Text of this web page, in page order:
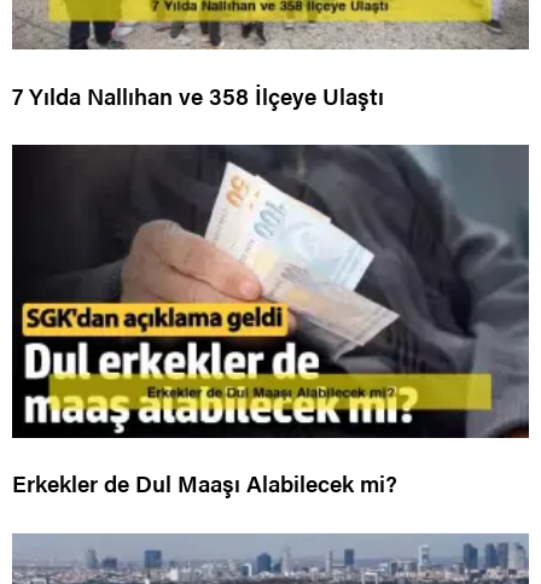
7 Yılda Nallıhan ve 358 İlçeye Ulaştı
Erkekler de Dul Maaşı Alabilecek mi?